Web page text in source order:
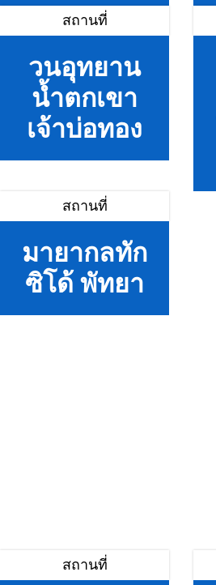
สถานที่
วนอุทยาน
น้ำตกเขา
เจ้าบ่อทอง
สถานที่
มายากลทัก
ซิโด้ พัทยา
สถานที่